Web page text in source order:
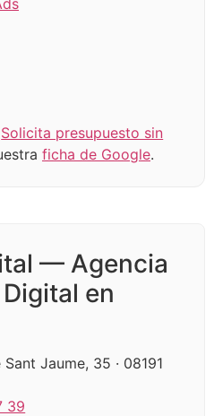
Solicita presupuesto sin
ficha de Google.
— Agencia
en
Jaume, 35 · 08191
39